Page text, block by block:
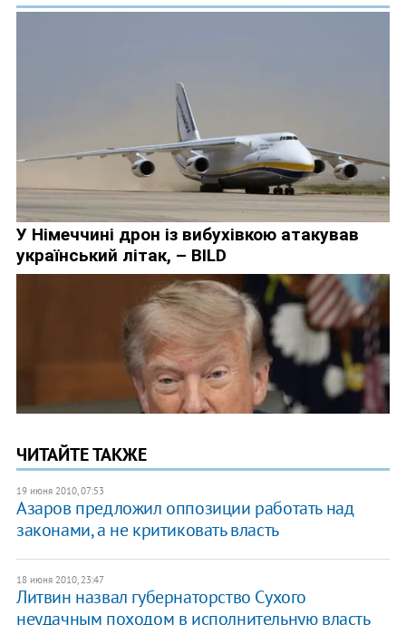
ЧИТАЙТЕ ТАКЖЕ
19 июня 2010, 07:53
Азаров предложил оппозиции работать над
законами, а не критиковать власть
18 июня 2010, 23:47
Литвин назвал губернаторство Сухого
неудачным походом в исполнительную власть